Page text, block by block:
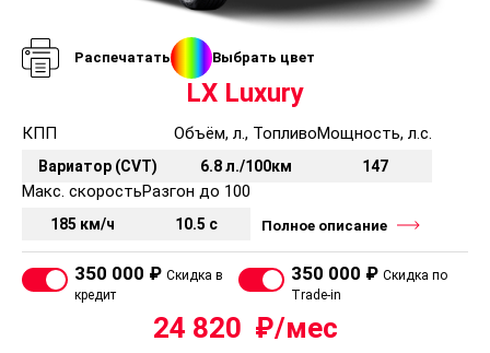
Распечатать Выбрать цвет
LX Luxury
КПП
Вариатор (CVT)
Объём, л., Топливо
6.8 л./100км
Мощность, л.с.
147
Макс. скорость
185 км/ч
Разгон до 100
10.5 с Полное описание
350 000 ₽ Скидка в
кредит
350 000 ₽ Скидка по
Trade-in
24 820